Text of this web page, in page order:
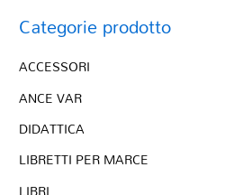
Categorie prodotto
ACCESSORI
ANCE VAR
DIDATTICA
LIBRETTI PER MARCE